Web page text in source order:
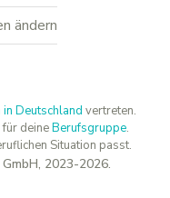
ändern
in Deutschland vertreten.
für deineBerufsgruppe.
Situation passt.
2023-2026.